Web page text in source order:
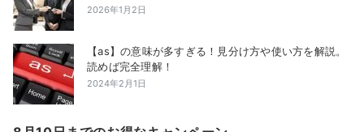
2026年1月2日
【as】の意味が多すぎる！見分け方や使い方を解説。
読めば完全理解！
2024年2月1日